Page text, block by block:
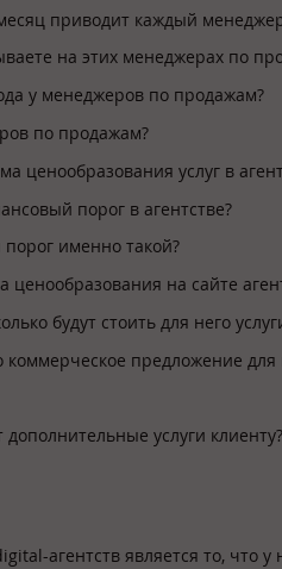
приводит каждый
на этих менеджерах по
у менеджеров по продажам?
по продажам?
ценообразования услуг в
порог в агентстве?
именно такой?
ценообразования на сайте
будут стоить для него
коммерческое предложение для
дополнительные услуги клиенту?
агентств является то, что